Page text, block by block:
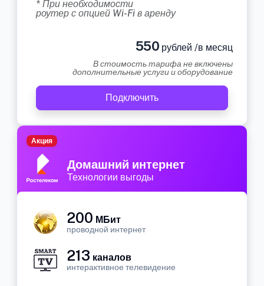
* При необходимости
роутер с опцией Wi-Fi в аренду
550 рублей /в месяц
В стоимость тарифа не включены
дополнительные услуги и оборудование
Подключить
Домашний интернет
Технологии выгоды
Акция
200 МБит
проводной интернет
213 каналов
интерактивное телевидение